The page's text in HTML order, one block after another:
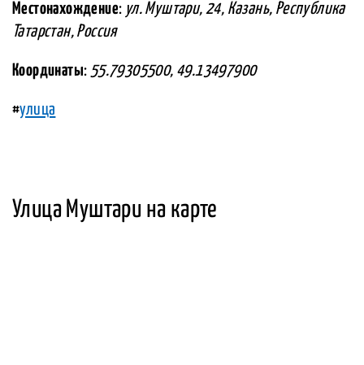
Местонахождение: ул. Муштари, 24, Казань, Республика
Татарстан, Россия
Координаты: 55.79305500, 49.13497900
#улица
Улица Муштари на карте